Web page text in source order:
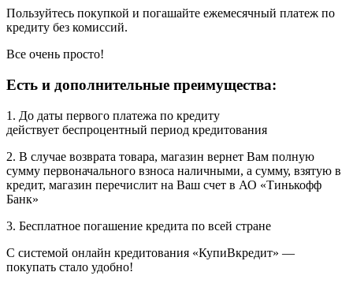
Пользуйтесь покупкой и погашайте ежемесячный платеж по
кредиту без комиссий.
Все очень просто!
Есть и дополнительные преимущества:
1. До даты первого платежа по кредиту
действует беспроцентный период кредитования
2. В случае возврата товара, магазин вернет Вам полную
сумму первоначального взноса наличными, а сумму, взятую в
кредит, магазин перечислит на Ваш счет в АО «Тинькофф
Банк»
3. Бесплатное погашение кредита по всей стране
С системой онлайн кредитования «КупиВкредит» —
покупать стало удобно!